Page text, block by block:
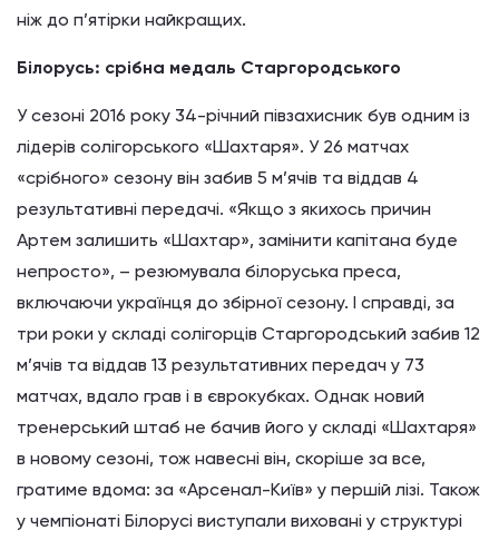
ніж до п’ятірки найкращих.
Білорусь: срібна медаль Старгородського
У сезоні 2016 року 34-річний півзахисник був одним із
лідерів солігорського «Шахтаря». У 26 матчах
«срібного» сезону він забив 5 м’ячів та віддав 4
результативні передачі. «Якщо з якихось причин
Артем залишить «Шахтар», замінити капітана буде
непросто», – резюмувала білоруська преса,
включаючи українця до збірної сезону. І справді, за
три роки у складі солігорців Старгородський забив 12
м’ячів та віддав 13 результативних передач у 73
матчах, вдало грав і в єврокубках. Однак новий
тренерський штаб не бачив його у складі «Шахтаря»
в новому сезоні, тож навесні він, скоріше за все,
гратиме вдома: за «Арсенал-Київ» у першій лізі. Також
у чемпіонаті Білорусі виступали виховані у структурі